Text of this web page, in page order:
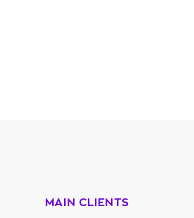
MAIN CLIENTS